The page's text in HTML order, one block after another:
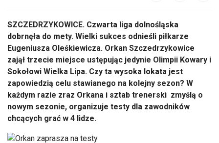
SZCZEDRZYKOWICE. Czwarta liga dolnośląska
dobrnęła do mety. Wielki sukces odnieśli piłkarze
Eugeniusza Oleśkiewicza. Orkan Szczedrzykowice
zajął trzecie miejsce ustępując jedynie Olimpii Kowary i
Sokołowi Wielka Lipa. Czy ta wysoka lokata jest
zapowiedzią celu stawianego na kolejny sezon? W
każdym razie zraz Orkana i sztab trenerski zmyślą o
nowym sezonie, organizuje testy dla zawodników
chcących grać w 4 lidze.